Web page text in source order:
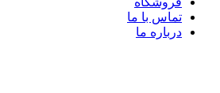
تماس با ما
درباره ما